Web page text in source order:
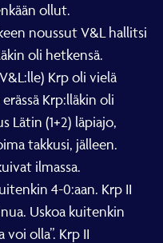
ollut.
noussut V&L hallitsi
oli hetkensä.
Krp oli vielä
Krp:lläkin oli
Lätin (1+2) läpiajo,
takkusi, jälleen.
ilmassa.
4-0:aan. Krp II
Uskoa kuitenkin
olla”. Krp II